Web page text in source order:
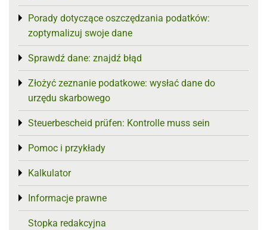
Porady dotyczące oszczędzania podatków:
zoptymalizuj swoje dane
Toggle menu
Sprawdź dane: znajdź błąd
Toggle menu
Złożyć zeznanie podatkowe: wysłać dane do
urzędu skarbowego
Toggle menu
Steuerbescheid prüfen: Kontrolle muss sein
Toggle menu
Pomoc i przykłady
Toggle menu
Kalkulator
Toggle menu
Informacje prawne
Toggle menu
Stopka redakcyjna